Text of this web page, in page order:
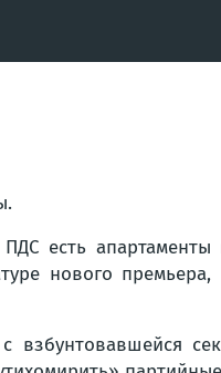
есть
нового
взбунтовавшейся